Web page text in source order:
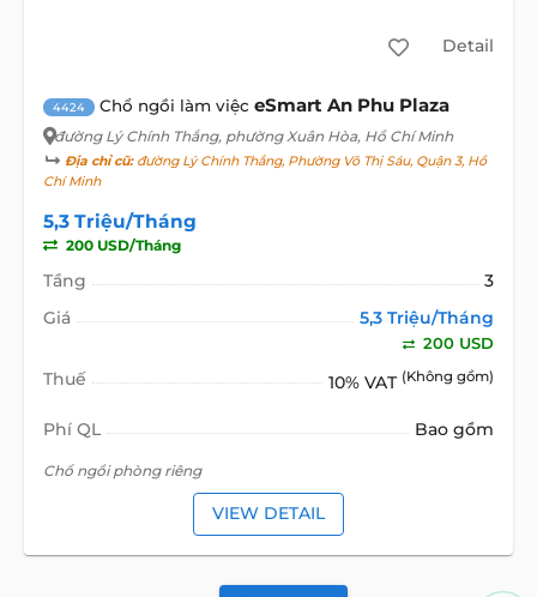
Detail
4424 Chổ ngồi làm việc eSmart An Phu Plaza
đường Lý Chính Thắng, phường Xuân Hòa, Hồ Chí Minh
Địa chỉ cũ:đường Lý Chính Thắng, Phường Võ Thị Sáu, Quận 3, Hồ
Chí Minh
5,3 Triệu/Tháng
200 USD/Tháng
Tầng
3
Giá
5,3 Triệu/Tháng
200 USD
Thuế 10% VAT (Không gồm)
Phí QL Bao gồm
Chổ ngồi phòng riêng
VIEW DETAIL